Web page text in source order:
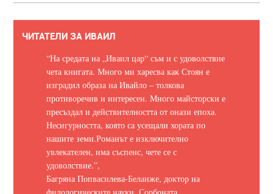
ЧИТАТЕЛИ ЗА ИВАИЛ
“На средата на „Иваил цар“ съм и с удоволствие
чета книгата. Много ми харесва как Стоян е
изградил образа на Ивайло – толкова
противоречив и интересен. Много майсторски е
пресъздал и действителността от онази епоха.
Несигурността, която са усещали хората по
нашите земи.Романът е изключително
увлекателен, има съспенс, чете се с
удоволствие.”,
Багряна Попвасилева-Беланже, доктор на